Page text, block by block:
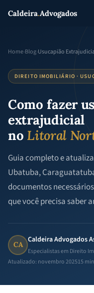
Caldeira.Advogados
Home›Blog›Usucapião
DIREITO IMOBILIÁRIO ·
Como fazer
extrajudicial
no Litoral
Guia completo e
Ubatuba,
documentos
que você precisa saber
CA
Caldeira Advogados
Especialistas em Direito
Atualizado: novembro 202515